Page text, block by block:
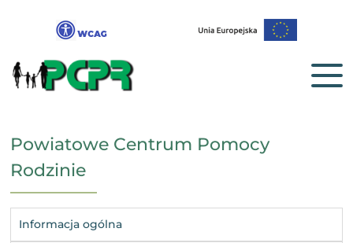
Powiatowe Centrum Pomocy
Rodzinie
Informacja ogólna